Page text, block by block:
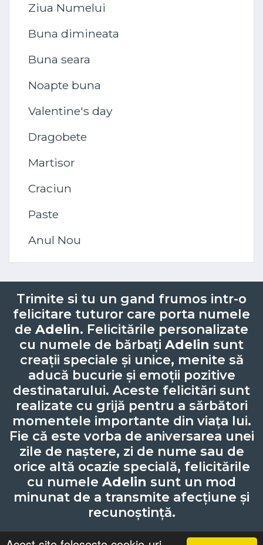
Ziua Numelui
Buna dimineata
Buna seara
Noapte buna
Valentine's day
Dragobete
Martisor
Craciun
Paste
Anul Nou
Trimite si tu un gand frumos intr-o
felicitare tuturor care porta numele
de Adelin. Felicitările personalizate
cu numele de bărbați Adelin sunt
creații speciale și unice, menite să
aducă bucurie și emoții pozitive
destinatarului. Aceste felicitări sunt
realizate cu grijă pentru a sărbători
momentele importante din viața lui.
Fie că este vorba de aniversarea unei
zile de naștere, zi de nume sau de
orice altă ocazie specială, felicitările
cu numele Adelin sunt un mod
minunat de a transmite afecțiune și
recunoștință.